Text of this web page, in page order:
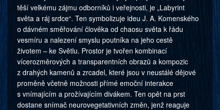
těší velkému zájmu odborníků i veřejnosti, je „Labyrint
světa a ráj srdce“. Ten symbolizuje ideu J. A. Komenského
o dávném směřování člověka od chaosu světa k řádu
vesmíru a nalezení smyslu poutníka na jeho cestě
životem – ke Světlu. Prostor je tvořen kombinací
vícerozměrových a transparentních obrazů a kompozic
z drahých kamenů a zrcadel, které jsou v neustálé dějové
proměně včetně možnosti přímé emoční interakce
s vnímajícím a prožívajícím divákem. Ten opět na prst
dostane snímač neurovegetativních změn, jenž reaguje